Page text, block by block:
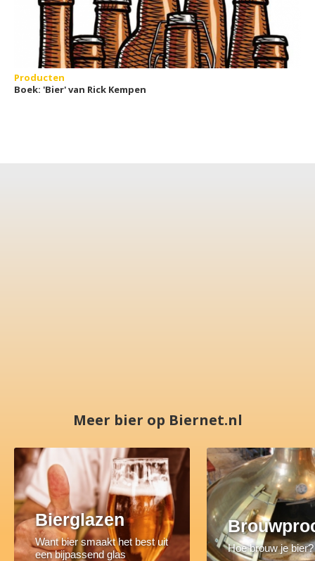
Producten
Boek: 'Bier' van Rick Kempen
Meer bier op Biernet.nl
Bierglazen
Want bier smaakt het best uit
een bijpassend glas
Hoe brouw je bier?